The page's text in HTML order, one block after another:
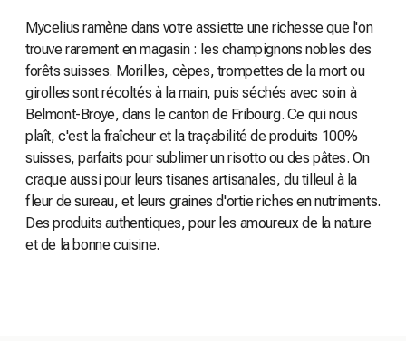
Mycelius ramène dans votre assiette une richesse que l'on
trouve rarement en magasin : les champignons nobles des
forêts suisses. Morilles, cèpes, trompettes de la mort ou
girolles sont récoltés à la main, puis séchés avec soin à
Belmont-Broye, dans le canton de Fribourg. Ce qui nous
plaît, c'est la fraîcheur et la traçabilité de produits 100%
suisses, parfaits pour sublimer un risotto ou des pâtes. On
craque aussi pour leurs tisanes artisanales, du tilleul à la
fleur de sureau, et leurs graines d'ortie riches en nutriments.
Des produits authentiques, pour les amoureux de la nature
et de la bonne cuisine.